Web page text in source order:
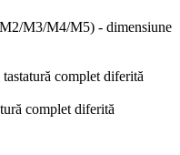
M3/M4/M5) - dimensiune
complet diferită
complet diferită